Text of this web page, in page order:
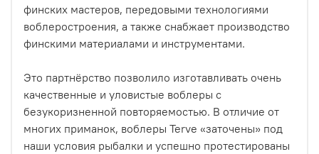
финских мастеров, передовыми технологиями
воблеростроения, а также снабжает производство
финскими материалами и инструментами.
Это партнёрство позволило изготавливать очень
качественные и уловистые воблеры с
безукоризненной повторяемостью. В отличие от
многих приманок, воблеры Terve «заточены» под
наши условия рыбалки и успешно протестированы